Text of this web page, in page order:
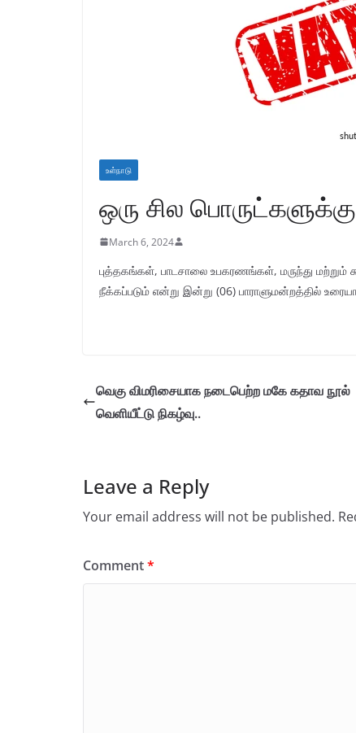
உள்நாடு
ஒரு சில
March 6, 2024
புத்தகங்கள், பாடசாலை உபகரணங்கள், மருந்து மற்றும்
நீக்கப்படும் என்று இன்று (06) பாராளுமன்றத்தில்
வெகு விமரிசையாக நடைபெற்ற மகே கதாவ நூல்
வெளியீட்டு நிகழ்வு..
Leave a Reply
Your email address will not be published.
Comment*